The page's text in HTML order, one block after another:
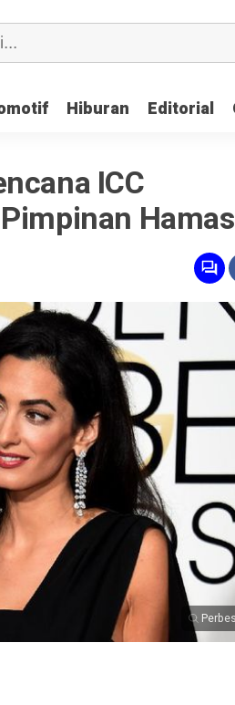
Hiburan Editorial
Hiburan Editorial
ICC
Hamas